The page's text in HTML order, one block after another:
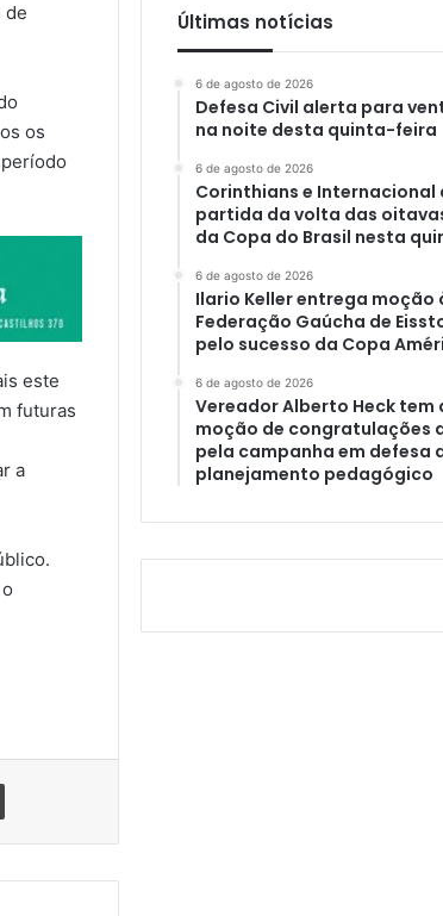
de
os
este
futuras
a
Últimas notícias
6 de agosto de 2026
Defesa Civil alerta para
na noite desta quinta-feira
6 de agosto de 2026
Corinthians e Internacional
partida da volta das
da Copa do Brasil nesta
6 de agosto de 2026
Ilario Keller entrega moção
Federação Gaúcha de
pelo sucesso da Copa
6 de agosto de 2026
Vereador Alberto Heck tem
moção de congratulações
pela campanha em defesa
planejamento pedagógico